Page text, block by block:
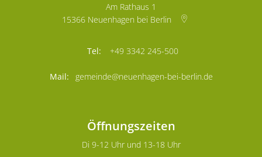
Am Rathaus 1
15366 Neuenhagen bei Berlin
+49 3342 245-500
gemeinde@neuenhagen-bei-berlin.de
Öffnungszeiten
Di 9-12 Uhr und 13-18 Uhr